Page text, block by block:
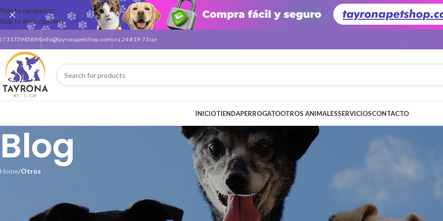
Skip to navigation
Skip to main content
3173945894info@tayronapetshop.com cra 24 #19-73sur
INICIOTIENDAPERROGATOOTROS ANIMALESSERVICIOSCONTACTO
Blog
Home/Otros